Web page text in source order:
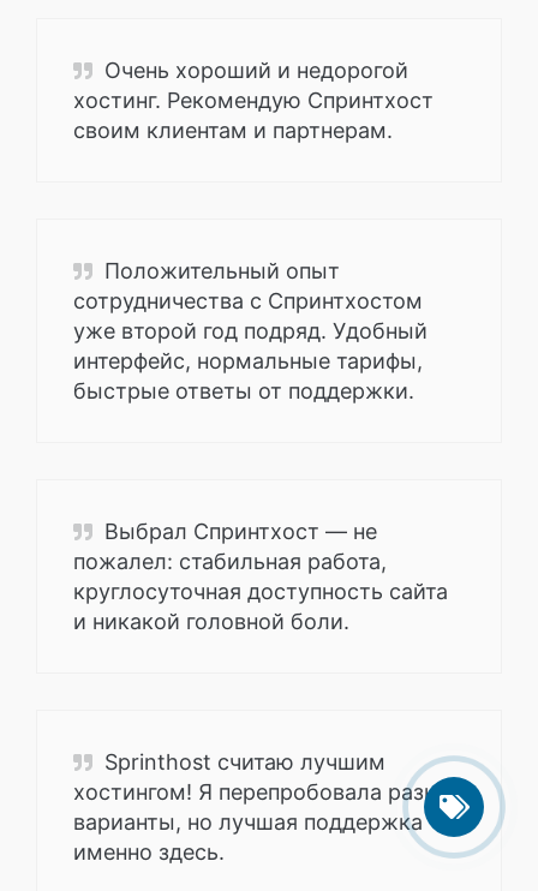
Очень хороший и недорогой
хостинг. Рекомендую Спринтхост
своим клиентам и партнерам.
Положительный опыт
сотрудничества с Спринтхостом
уже второй год подряд. Удобный
интерфейс, нормальные тарифы,
быстрые ответы от поддержки.
Выбрал Спринтхост — не
пожалел: стабильная работа,
круглосуточная доступность сайта
и никакой головной боли.
Sprinthost считаю лучшим
хостингом! Я перепробовала разные
варианты, но лучшая поддержка
именно здесь.